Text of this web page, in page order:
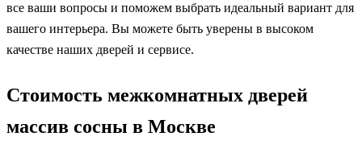
все ваши вопросы и поможем выбрать идеальный вариант для
вашего интерьера. Вы можете быть уверены в высоком
качестве наших дверей и сервисе.
Стоимость межкомнатных дверей
массив сосны в Москве